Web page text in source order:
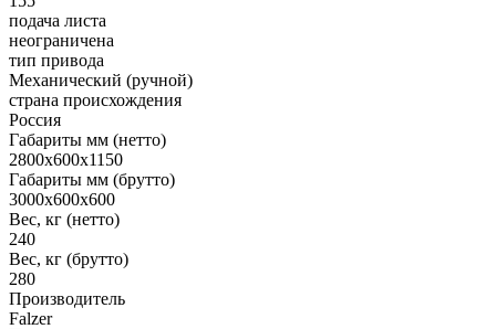
подача листа
неограничена
тип привода
Механический (ручной)
страна происхождения
Россия
Габариты мм (нетто)
2800х600х1150
Габариты мм (брутто)
3000х600х600
Вес, кг (нетто)
240
Вес, кг (брутто)
280
Производитель
Falzer